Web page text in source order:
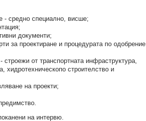
- средно специално, висше;
документи;
за проектиране и процедурата по одобрение
от транспортната инфраструктура,
хидротехническопо строителство и
на проекти;
на интервю.